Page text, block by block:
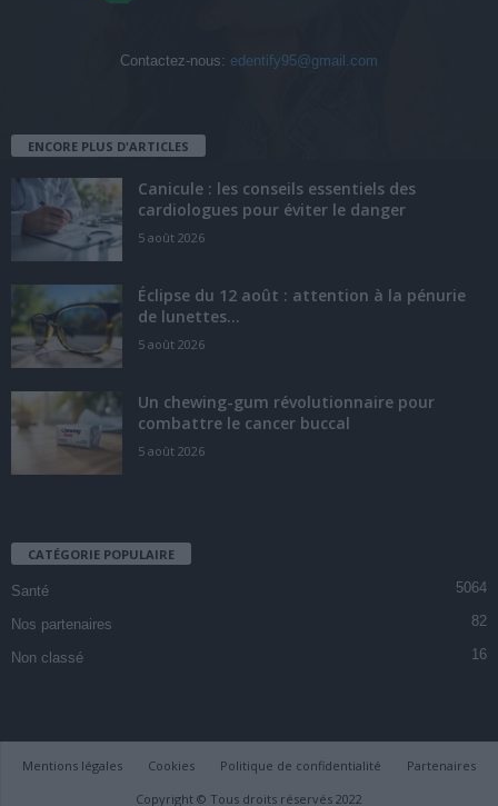
Contactez-nous: edentify95@gmail.com
ENCORE PLUS D'ARTICLES
Canicule : les conseils essentiels des
cardiologues pour éviter le danger
5 août 2026
Éclipse du 12 août : attention à la pénurie
de lunettes...
5 août 2026
Un chewing-gum révolutionnaire pour
combattre le cancer buccal
5 août 2026
CATÉGORIE POPULAIRE
Santé 5064
Nos partenaires 82
Non classé 16
Mentions légales Cookies Politique de confidentialité
Partenaires
Copyright © Tous droits réservés 2022